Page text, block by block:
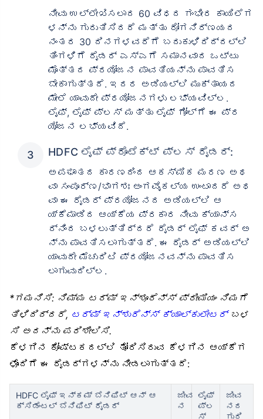
ನೀವು ಉಲ್ಲೇಖಿಸಲಾದ 60 ವಿಧದ ಗಂಭೀರ ಕಾಯಿಲೆಗ
ಳನ್ನು ಗುರುತಿಸಿದರೆ ಮತ್ತು ರೋಗನಿರ್ಣಯದ
ನಂತರ 30 ದಿನಗಳವರೆಗೆ ಬದುಕುಳಿದಿದ್ದಲ್ಲಿ
ತಿಂಗಳಿಗೆ ರೈಡರ್ ಎಸ್‌ಎಗೆ ಸಮಾನವಾದ ಒಟ್ಟು
ಮೊತ್ತದ ಪ್ರಯೋಜನ ಪಾವತಿಯನ್ನು ಪಾವತಿಸ
ಬೇಕಾಗುತ್ತದೆ. ಇದರ ಅಡಿಯಲ್ಲಿ ಮುಕ್ತಾಯದ
ಮೇಲೆ ಯಾವುದೇ ಪ್ರಯೋಜನಗಳು ಲಭ್ಯವಿಲ್ಲ.
ಲೈಫ್, ಲೈಫ್ ಪ್ಲಸ್ ಮತ್ತು ಲೈಫ್ ಗೋಲ್‌ಗೆ ಈ ಪ್ರ
ಯೋಜನ ಲಭ್ಯವಿದೆ.
HDFC ಲೈಫ್ ಪ್ರೊಟೆಕ್ಟ್ ಪ್ಲಸ್ ರೈಡರ್:
ಅಪಘಾತದ ಕಾರಣದಿಂದ ಆಕಸ್ಮಿಕ ಮರಣ ಅಥ
ವಾ ಸಂಪೂರ್ಣ/ಭಾಗಶಃ ಅಂಗವೈಕಲ್ಯ ಉಂಟಾದರೆ ಅಥ
ವಾ ಈ ರೈಡರ್ ಪ್ರಯೋಜನದ ಅಡಿಯಲ್ಲಿ ಆ
ಯ್ಕೆಮಾಡಿದ ಆಯ್ಕೆಯ ಪ್ರಕಾರ ನೀವು ಕ್ಯಾನ್ಸ
ರ್‌ನಿಂದ ಬಳಲುತ್ತಿದ್ದರೆ ರೈಡರ್ ಲೈಫ್ ಕವರ್ ಅ
ನ್ನು ಪಾವತಿಸಲಾಗುತ್ತದೆ. ಈ ರೈಡರ್ ಅಡಿಯಲ್ಲಿ
ಯಾವುದೇ ಮೆಚುರಿಟಿ ಪ್ರಯೋಜನವನ್ನು ಪಾವತಿಸ
ಲಾಗುವುದಿಲ್ಲ.
*ಗಮನಿಸಿ: ನಿಮ್ಮ ಟರ್ಮ್ ಇನ್ಶೂರೆನ್ಸ್ ಪ್ರೀಮಿಯಂ ನಿಮಗೆ
ತಿಳಿದಿದ್ದರೆ, ಟರ್ಮ್ ಇನ್ಶುರೆನ್ಸ್ ಕ್ಯಾಲ್ಕುಲೇಟರ್ಬಳ
ಸಿ ಅದನ್ನು ಪರಿಶೀಲಿಸಿ.
ಕೆಳಗಿನ ಕೋಷ್ಟಕದಲ್ಲಿ ತೋರಿಸಿರುವ ಕೆಳಗಿನ ಆಯ್ಕೆಗ
ಳೊಂದಿಗೆ ಈ ರೈಡರ್‌ಗಳನ್ನು ನೀಡಲಾಗುತ್ತದೆ:
HDFC ಲೈಫ್ ಇನ್ಕಮ್ ಬೆನಿಫಿಟ್ ಆನ್ ಆ
ಕ್ಸಿಡೆಂಟಲ್ ಬೆನಿಫಿಟ್ ರೈಡರ್
ಜೀವ
ನ
ಲೈಫ್
ಪ್ಲ
ಸ್
ಜೀವ
ನದ
ಗುರಿ